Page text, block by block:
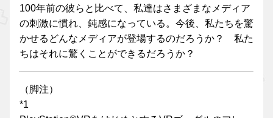
100年前の彼らと比べて、私達はさまざまなメディア
の刺激に慣れ、鈍感になっている。今後、私たちを驚
かせるどんなメディアが登場するのだろうか？ 私た
ちはそれに驚くことができるだろうか？
（脚注）
*1